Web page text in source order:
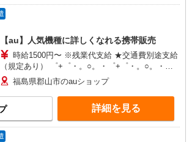
【au】人気機種に詳しくなれる携帯販売
時給1500円〜 ※残業代支給 ★交通費別途支給
（規定あり） ゜+゜・。○。・゜+゜・。○。・゜
+゜ 入社祝い金10万円支給(規定有) お友達を紹介
頂くと, インセンティブ支給(規定有) ★月2回払
い・週払い可能（規程有）★ ゜・。○。・゜
+゜・。○。・゜+゜
福島県郡山市のauショップ
詳細を見る